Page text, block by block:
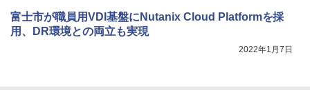
富士市が職員用VDI基盤にNutanix Cloud Platformを採
用、DR環境との両立も実現
2022年1月7日